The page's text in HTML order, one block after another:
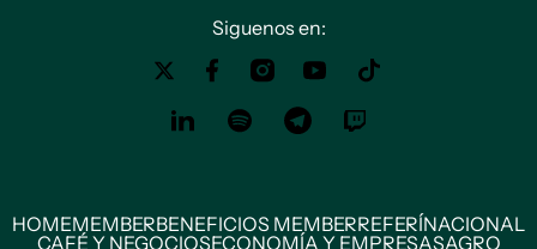
Siguenos en:
HOMEMEMBERBENEFICIOS MEMBERREFERÍNACIONAL
CAFÉ Y NEGOCIOSECONOMÍA Y EMPRESASAGRO